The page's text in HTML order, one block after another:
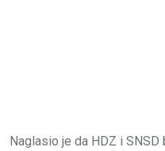
Naglasio je da HDZ i